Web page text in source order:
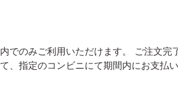
でのみご利用いただけます。 ご注文
、指定のコンビニにて期間内にお支払